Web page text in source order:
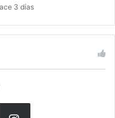
3 días